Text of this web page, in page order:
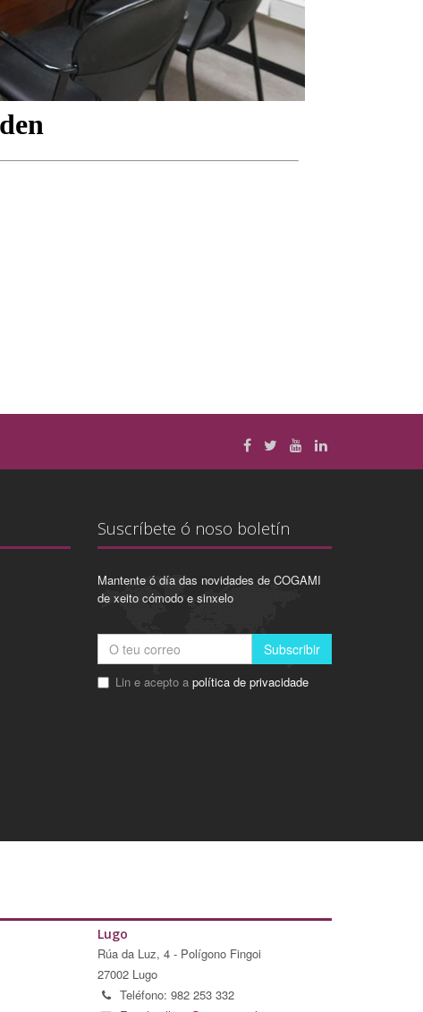
Suscríbete ó noso boletín
Mantente ó día das novidades de COGAMI
de xeito cómodo e sinxelo
Subscribir
Lin e acepto a política de privacidade
Lugo
Rúa da Luz, 4 - Polígono Fingoi
27002 Lugo
Teléfono: 982 253 332